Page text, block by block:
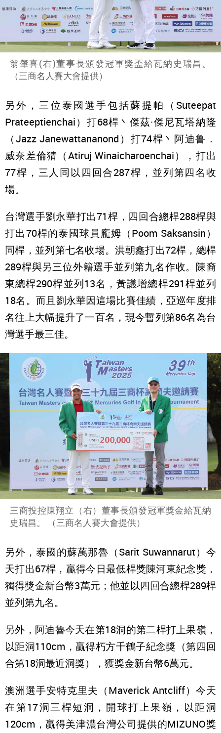
翁肇喜(右)董事長頒發冠軍獎盃給瓦納史瑞昌。
（三商名人賽大會提供）
另外，三位泰國選手包括蘇提帕（Suteepat
Prateeptienchai）打68桿丶傑茲·傑尼瓦塔納隆
（Jazz Janewattananond）打74桿丶阿迪鲁．
威奈差倫猜（Atiruj Winaicharoenchai），打出
77桿，三人同以四回合287桿，並列第四名收
場。
台灣選手劉永華打出71桿，四回合總桿288桿與
打出70桿的泰國球員龐姆（Poom Saksansin）
同桿，並列第七名收場。洪朝鑫打出72桿，總桿
289桿與另三位外籍選手並列第九名作收。陳裔
東總桿290桿並列13名，黃議增總桿291桿並列
18名。而且劉永華因這場比賽佳績，亞巡年度排
名往上大幅提升了一百名，現今暫列第86名為台
灣選手最三佳。
三商投控陳翔立（右）董事長頒發冠軍獎金給瓦納
史瑞昌。 （三商名人賽大會提供）
另外，泰國的蘇萬那魯（Sarit Suwannarut）今
天打出67桿，贏得今日最低桿獎陳河東紀念獎，
獨得獎金新台幣3萬元；他並以四回合總桿289桿
並列第九名。
另外，阿迪魯今天在第18洞的第二桿打上果嶺，
以距洞110cm，贏得朽方千鶴子紀念獎（第四回
合第18洞最近洞獎），獲獎金新台幣6萬元。
澳洲選手安特克里夫（Maverick Antcliff）今天
在第17洞三桿短洞，開球打上果嶺，以距洞
120cm，贏得美津濃台灣公司提供的MIZUNO獎